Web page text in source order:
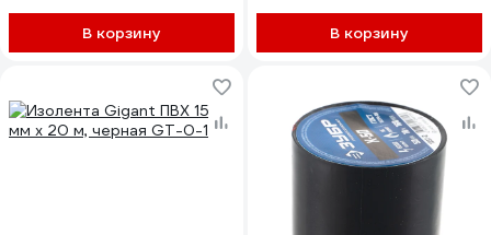
В корзину В корзину